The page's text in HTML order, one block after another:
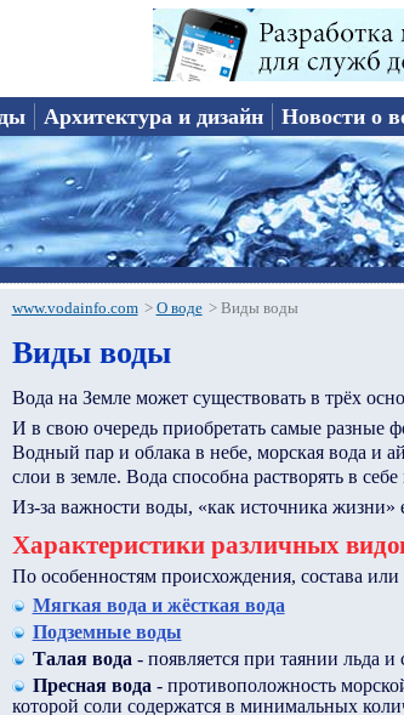
Архитектура и дизайн Новости о
www.vodainfo.com > О воде > Виды воды
Виды воды
Вода на Земле может существовать в трёх
И в свою очередь приобретать самые разные
Водный пар и облака в небе, морская вода и
слои в земле. Вода способна растворять в
Из-за важности воды, «как источника жизни»
Характеристики различных
По особенностям происхождения, состава
Мягкая вода и жёсткая вода
Подземные воды
Талая вода - появляется при таянии льда и
Пресная вода - противоположность
которой соли содержатся в минимальных